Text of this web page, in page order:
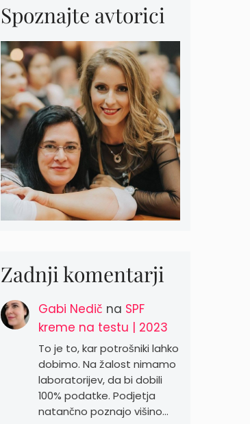
Spoznajte avtorici
Zadnji komentarji
Gabi Nedič na SPF
kreme na testu | 2023
To je to, kar potrošniki lahko
dobimo. Na žalost nimamo
laboratorijev, da bi dobili
100% podatke. Podjetja
natančno poznajo višino…